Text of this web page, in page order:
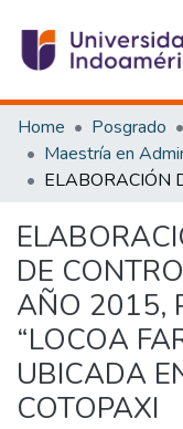
Communities &
All of DSpace
Statistics
Home Posgrado
DE
AÑO 2015,
“LOCOA
UBICADA
COTOPAXI